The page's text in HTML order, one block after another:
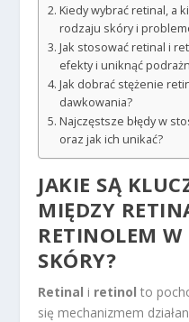
Kiedy wybrać retinal, a
rodzaju skóry i
Jak stosować retinal i
efekty i uniknąć
Jak dobrać stężenie
dawkowania?
Najczęstsze błędy w
oraz jak ich unikać?
JAKIE SĄ
MIĘDZY
RETINOLEM W
SKÓRY?
Retinal i retinol to
się mechanizmem